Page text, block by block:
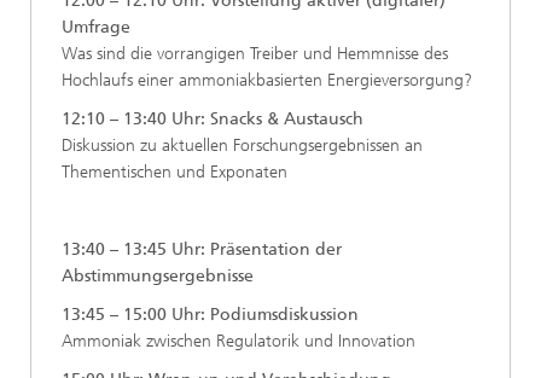
Umfrage
Was sind die vorrangigen Treiber und Hemmnisse des
Hochlaufs einer ammoniakbasierten Energieversorgung?
12:10 – 13:40 Uhr: Snacks & Austausch
Diskussion zu aktuellen Forschungsergebnissen an
Thementischen und Exponaten
13:40 – 13:45 Uhr: Präsentation der
Abstimmungsergebnisse
13:45 – 15:00 Uhr: Podiumsdiskussion
Ammoniak zwischen Regulatorik und Innovation